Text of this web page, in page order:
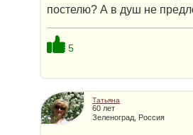
постелю? А в душ не
5
Татьяна
60 лет
Зеленоград, Россия